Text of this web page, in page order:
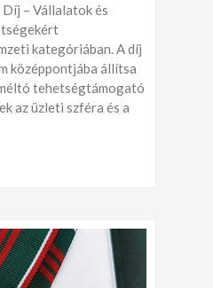
– Vállalatok és
kategóriában. A díj
középpontjába állítsa
tehetségtámogató
az üzleti szféra és a